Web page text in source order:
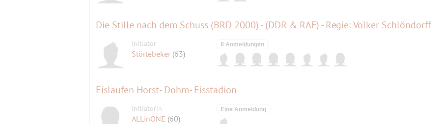
Die Stille nach dem Schuss (BRD 2000) - (DDR & RAF) - Regie: Volker Schlöndorff
Initiator
Störtebeker (63)
8 Anmeldungen
Eislaufen Horst- Dohm- Eisstadion
Initiatorin
ALLinONE (60)
Eine Anmeldung